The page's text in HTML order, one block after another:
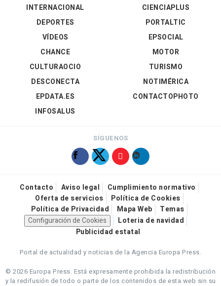
INTERNACIONAL
DEPORTES
VÍDEOS
CIENCIAPLUS
PORTALTIC
EPSOCIAL
CHANCE
CULTURAOCIO
DESCONECTA
EPDATA.ES
INFOSALUS
MOTOR
TURISMO
NOTIMÉRICA
CONTACTOPHOTO
SÍGUENOS
Contacto Aviso legal
Cumplimiento normativo
Oferta de servicios
Política de Cookies
Política de Privacidad
Mapa Web
Temas
Configuración de Cookies
Loteria de navidad
Publicidad estatal
Portal de actualidad y noticias de la Agencia Europa Press.
© 2026 Europa Press. Está expresamente prohibida la redistribución
y la redifusión de todo o parte de los contenidos de esta web sin su